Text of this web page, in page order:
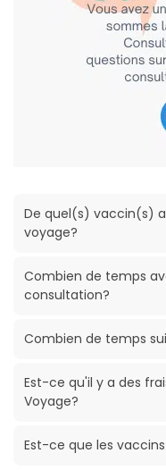
De quel(s) vaccin(s)
voyage?
Combien de temps
consultation?
Combien de temps
Est-ce qu'il y a des
Voyage?
Est-ce que les